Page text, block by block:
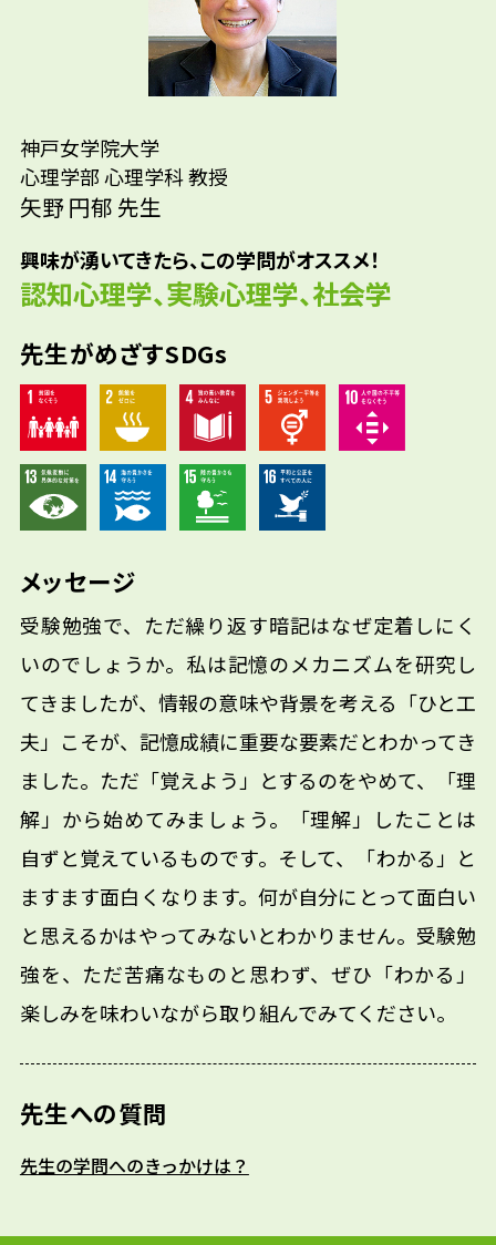
神戸女学院大学
心理学部 心理学科 教授
矢野 円郁 先生
興味が湧いてきたら、この学問がオススメ！
認知心理学、実験心理学、社会学
先生がめざすSDGs
メッセージ
受験勉強で、ただ繰り返す暗記はなぜ定着しにく
いのでしょうか。私は記憶のメカニズムを研究し
てきましたが、情報の意味や背景を考える「ひと工
夫」こそが、記憶成績に重要な要素だとわかってき
ました。ただ「覚えよう」とするのをやめて、「理
解」から始めてみましょう。「理解」したことは
自ずと覚えているものです。そして、「わかる」と
ますます面白くなります。何が自分にとって面白い
と思えるかはやってみないとわかりません。受験勉
強を、ただ苦痛なものと思わず、ぜひ「わかる」
楽しみを味わいながら取り組んでみてください。
先生への質問
先生の学問へのきっかけは？
私が記憶研究をしたいと思ったのは、大学3年
生の時でした。「認知心理学」の講義を受け
る中で、「この人が犯人です」という記憶が
知ったためです。冤罪に巻き込まれた人が味わ
う「信じてもらえないつらさ」というものに
私の関心がひきつけられたのは、今から思え
経験があったからかもしれません。
教員になってから始めたジェンダー研究も同
た。少しでも同じつらさを味わう人を減らせ
るように。
先輩たちはどんな仕事に携わって
いるの？
参考資料